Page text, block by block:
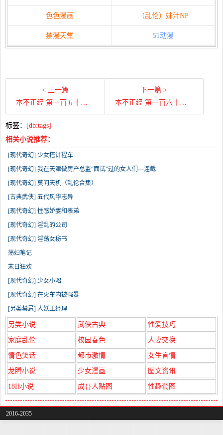
色色漫画 （乱伦）妹汁NP
禁漫天堂 51动漫
< 上一篇
本不正经 第一百五十五章 跑车换老大
下一篇 >
本不正经 第一百六十章 空中诉情
标签：
[db:tags]
相关小说推荐：
[现代奇幻] 少女搭计程车
[现代奇幻] 我在天津做房产总监“面试”过的女人们---连载
[现代奇幻] 莫问天机（乱伦合集）
[古典武侠] 五代风华志异
[现代奇幻] 性感娇妻和表弟
[现代奇幻] 淫乱的公司
[现代奇幻] 淫荡女秘书
荡妇笔记
末日狂欢
[现代奇幻] 少女小昭
[现代奇幻] 在火车内被强暴
[另类禁忌] 人妖王经理
另类小说 武侠古典 性爱技巧
家庭乱伦 校园春色 人妻交换
情色笑话 都市激情 女生言情
龙腾小说 少女漫画 图文资讯
18H小说 成{}人贴图 性趣套图
2016-2035